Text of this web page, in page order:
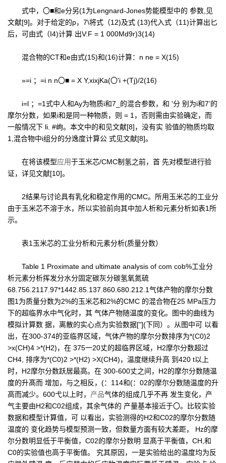
式中，〇■和e分另(1为Lengnard-Jones势能模型中的 参数,见
文献[9]。对于给定的p，7\将式（12)及式 (13)代入式（11)计算出匕
后，可由式（I4)计算 出V:F = 1 000Md9r)3(14)
混合物的CT和e由式(15)和(16)计算：n ne = X(15)
»=i ；=i n n〇■ = X Y,xixjKa(〇'i +(Tj)/2(16)
i=l ；=1式中人和Ay为物质i和7_的混合参数，和 '分 别为i和7’的
摩尔分数，如果i和是同一种物质，则 = 1，否则需由实验确定，而
一般情况下 li. #岣。本文中的和见文献[8]，没有实 验值的物质均取
1,混合物中i组分的分逸度计算公 式见文献[8]。
在将该模型应用于玉米芯/CMC制氢之前，首 先对模型进行验
证，详见文献[10]。
2结果与讨论具有乳化和稳定作用的CMC。所用玉米芯的工业分
由于玉米芯不溶于水，所以实验前向其中加人析和元素分析如表1所
示。
表1玉米芯的工业分析和元素分析(质量分数）
Table 1 Proximate and ultimate analysis of com cob%工业分
析元素分析挥发分水分固定碳灰分碳氢氧氮硫
68.756.2117.97*1442.85.137.860.680.212.1气体产物的摩尔分数
图1为质量分数为2%的玉米芯和2%的CMC 的混合物在25 MPa压力
下的超临界水中气化时，其 气体产物随温度的变化。图中的曲线为
模拟计算数 据，离散的实心点为实验数据["](下同）。从图中可 以看
出，在300-374的亚临界区域，气体产物的摩尔分数排序为*(C0)2
>x(CH)4 >*(H2)，在 375一20丈的超临界区域，H2摩尔分数超过
CH4, 排序为*(C0)2 >*(H2) >X(CH4)，温度继续升高 到420 t以上
时，H2摩尔分数跃居最高。在 300-600丈之间，H2的摩尔分数随温
度的升髙而 增加，与之相反，(：114和(：02的摩尔分数随温度的升
高而减少。600弋以上时， 产品气体的组成几乎不再 发生变化，产
气主要由H2和C02组成，其余气体的 产量基本接近于〇。比较实验
数据和模型计算值，可 以看出，实验测得的H2和C02的摩尔分数随
温度的 变化趋势与模型预测一致，但数量方面有较大差距， Hz的摩
尔分数明显低于平衡值，C02的摩尔分数明 显髙于平衡值，CH,和
C0的实验值也高于平衡值。 究其原因，一是实验给出的温度均为反